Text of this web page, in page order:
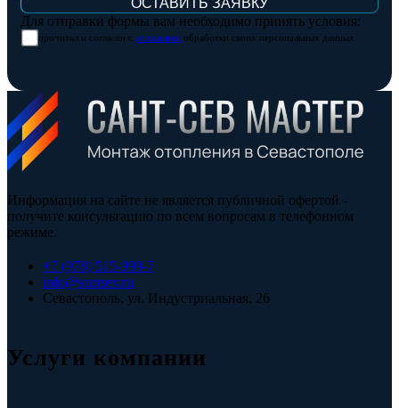
Для отправки формы вам необходимо принять условия:
прочитал и согласен с условиями обработки своих персональных данных
Информация на сайте не является публичной офертой -
получите консультацию по всем вопросам в телефонном
режиме.
+7 (978) 515-999-7
info@santsev.ru
Севастополь, ул. Индустриальная, 26
Услуги компании